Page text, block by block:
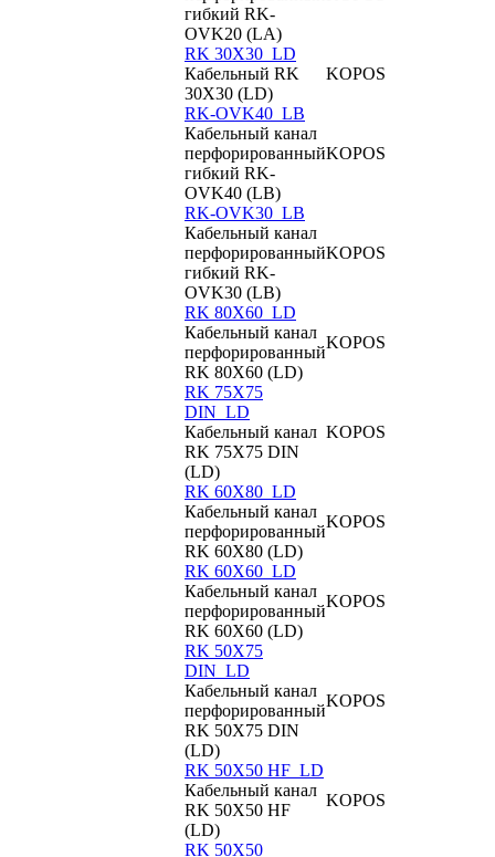
гибкий RK-
OVK20 (LA)
RK 30X30_LD
Кабельный RK
30X30 (LD)
KOPOS
RK-OVK40_LB
Кабельный канал
перфорированный
гибкий RK-
OVK40 (LB)
KOPOS
RK-OVK30_LB
Кабельный канал
перфорированный
гибкий RK-
OVK30 (LB)
KOPOS
RK 80X60_LD
Кабельный канал
перфорированный
RK 80X60 (LD)
KOPOS
RK 75X75
DIN_LD
Кабельный канал
RK 75X75 DIN
(LD)
KOPOS
RK 60X80_LD
Кабельный канал
перфорированный
RK 60X80 (LD)
KOPOS
RK 60X60_LD
Кабельный канал
перфорированный
RK 60X60 (LD)
KOPOS
RK 50X75
DIN_LD
Кабельный канал
перфорированный
RK 50X75 DIN
(LD)
KOPOS
RK 50X50 HF_LD
Кабельный канал
RK 50X50 HF
(LD)
KOPOS
RK 50X50